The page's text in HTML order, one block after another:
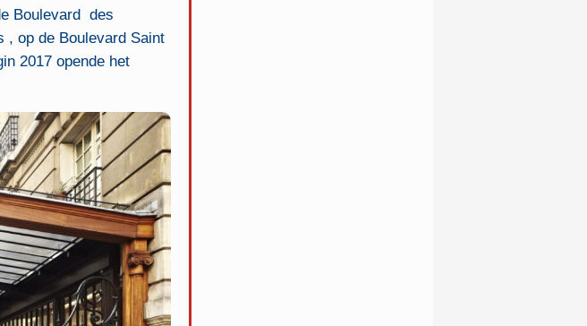
Boulevard des
, op de Boulevard Saint
2017 opende het